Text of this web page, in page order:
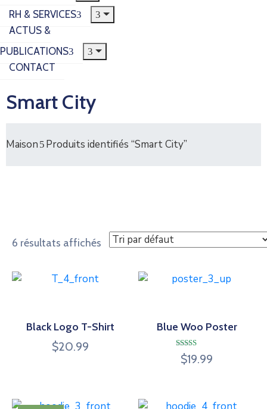
RH & SERVICES
ACTUS &
PUBLICATIONS
CONTACT
Smart City
Maison Produits identifiés “Smart City”
6 résultats affichés
Black Logo T-Shirt
$20.99
Blue Woo Poster
Note
4.00
$19.99